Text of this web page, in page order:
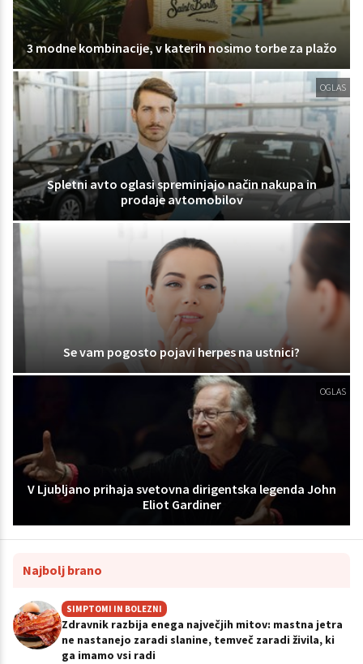
3 modne kombinacije, v katerih nosimo torbe za plažo
OGLAS
Spletni avto oglasi spreminjajo način nakupa in
prodaje avtomobilov
Se vam pogosto pojavi herpes na ustnici?
OGLAS
V Ljubljano prihaja svetovna dirigentska legenda John
Eliot Gardiner
Najbolj brano
SIMPTOMI IN BOLEZNI
Zdravnik razbija enega največjih mitov: mastna jetra
ne nastanejo zaradi slanine, temveč zaradi živila, ki
ga imamo vsi radi